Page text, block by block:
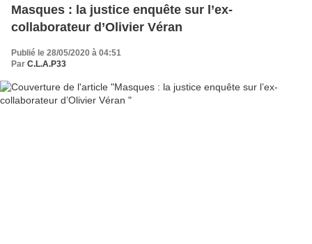
Masques : la justice enquête sur l’ex-
collaborateur d’Olivier Véran
Publié le 28/05/2020 à 04:51
Par C.L.A.P33